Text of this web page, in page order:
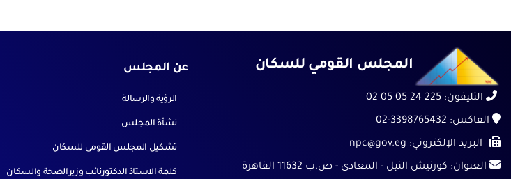
المجلس القومي للسكان
التليفون: 225 24 05 05 02
الفاكس: 02-3398765432
البريد الإلكتروني: npc@gov.eg
العنوان: كورنيش النيل - المعادى - ص.ب 11632 القاهرة
عن المجلس
الرؤية والرسالة
نشأة المجلس
تشكيل المجلس القومى للسكان
كلمة الاستاذ الدكتورنائب وزيرالصحة والسكان